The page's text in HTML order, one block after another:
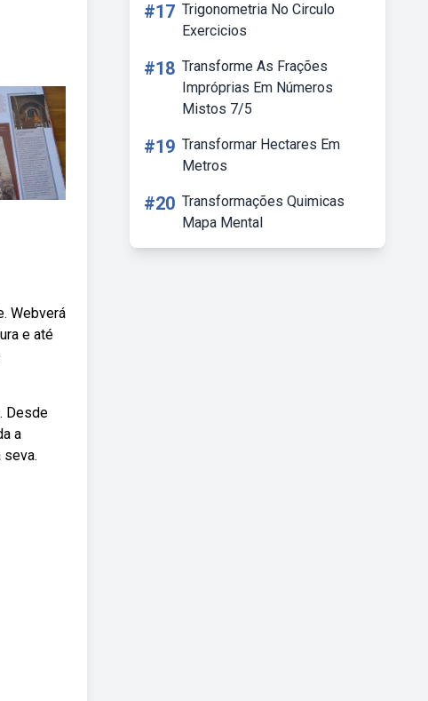
Webverá
e até
Desde
a
seva.
#17 Trigonometria No Circulo
Exercicios
#18 Transforme As Frações
Impróprias Em Números
Mistos 7/5
#19 Transformar Hectares Em
Metros
#20 Transformações Quimicas
Mapa Mental